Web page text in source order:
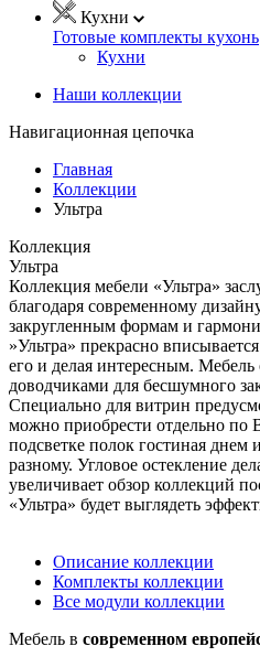
Кухни
Готовые комплекты кухонь
Кухни
Наши коллекции
Навигационная цепочка
Главная
Коллекции
Ультра
Коллекция
Ультра
Коллекция мебели «Ультра»
благодаря современному
закругленным формам и
»Ультра» прекрасно
его и делая интересным.
доводчиками для бесшумного
Специально для витрин
можно приобрести отдельно по
подсветке полок гостиная днем
разному. Угловое остекление
увеличивает обзор коллекций
«Ультра» будет выглядеть
Описание коллекции
Комплекты коллекции
Все модули коллекции
Мебель в современном